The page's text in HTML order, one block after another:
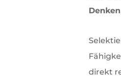
Denken
direkt